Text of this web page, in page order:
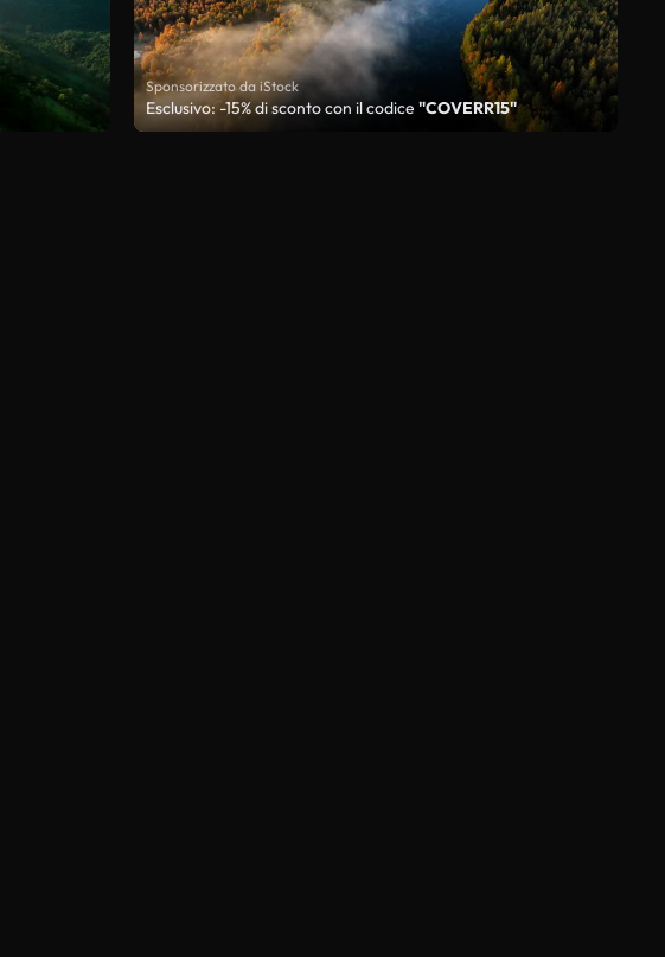
Sponsorizzato da iStock
Esclusivo: -15% di sconto con il codice "COVERR15"